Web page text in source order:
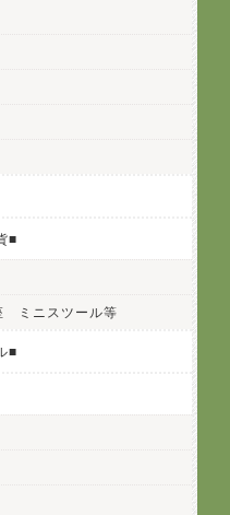
■
ミニスツール等
■